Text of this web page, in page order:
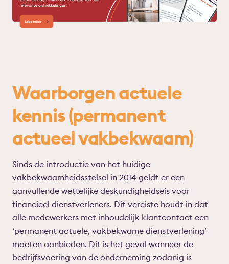
Waarborgen actuele
kennis (permanent
actueel vakbekwaam)
Sinds de introductie van het huidige
vakbekwaamheidsstelsel in 2014 geldt er een
aanvullende wettelijke deskundigheidseis voor
financieel dienstverleners. Dit vereiste houdt in dat
alle medewerkers met inhoudelijk klantcontact een
‘permanent actuele, vakbekwame dienstverlening’
moeten aanbieden. Dit is het geval wanneer de
bedrijfsvoering van de onderneming zodanig is